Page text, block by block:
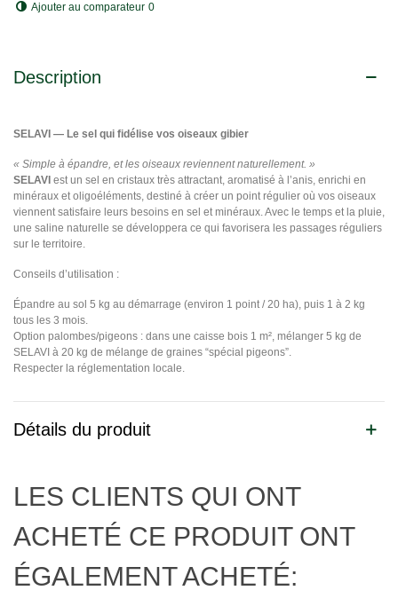
Ajouter au comparateur 0
Description
SELAVI — Le sel qui fidélise vos oiseaux gibier
« Simple à épandre, et les oiseaux reviennent naturellement. »
SELAVI est un sel en cristaux très attractant, aromatisé à l’anis, enrichi en
minéraux et oligoéléments, destiné à créer un point régulier où vos oiseaux
viennent satisfaire leurs besoins en sel et minéraux. Avec le temps et la pluie,
une saline naturelle se développera ce qui favorisera les passages réguliers
sur le territoire.
Conseils d’utilisation :
Épandre au sol 5 kg au démarrage (environ 1 point / 20 ha), puis 1 à 2 kg
tous les 3 mois.
Option palombes/pigeons : dans une caisse bois 1 m², mélanger 5 kg de
SELAVI à 20 kg de mélange de graines “spécial pigeons”.
Respecter la réglementation locale.
Détails du produit
LES CLIENTS QUI ONT
ACHETÉ CE PRODUIT ONT
ÉGALEMENT ACHETÉ: